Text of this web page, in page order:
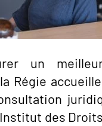
un
Régie
des